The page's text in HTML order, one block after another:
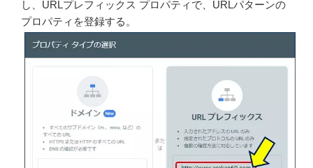
し、URLプレフィックス プロパティで、URLパターンの
プロパティを登録する。